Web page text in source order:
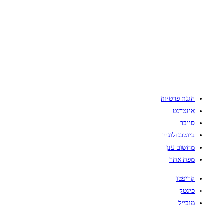
הגנת פרטיות
אינטרנט
סייבר
ביוטכנולוגיה
מחשוב ענן
מפת אתר
קריפטו
פינטק
מובייל